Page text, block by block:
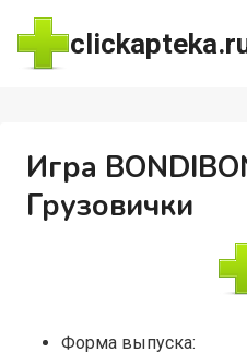
Перейти
содержимому
Игра
Грузовички
Форма выпуска: